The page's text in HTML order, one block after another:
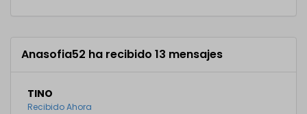
Anasofia52 ha recibido 13 mensajes
TINO
Recibido Ahora